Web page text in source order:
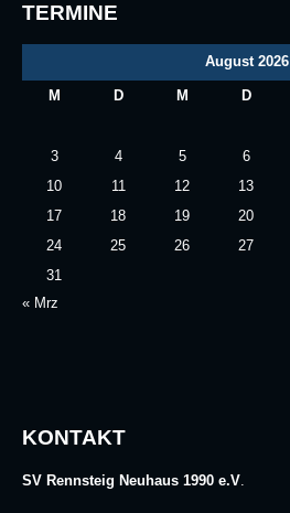
TERMINE
August 2026
M D M D
3
4 5 6
10
11 12 13
17
18 19 20
24
25 26 27
31
« Mrz
KONTAKT
SV Rennsteig Neuhaus 1990 e.V.